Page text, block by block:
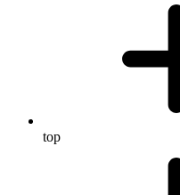
top